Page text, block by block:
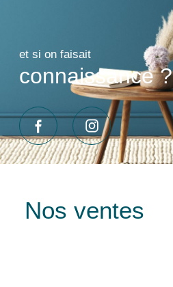
et si on faisait
connaissance ?
Nos ventes